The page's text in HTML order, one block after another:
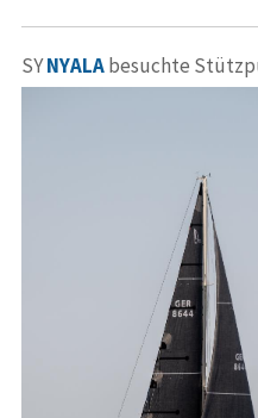
SYNYALAbesuchte